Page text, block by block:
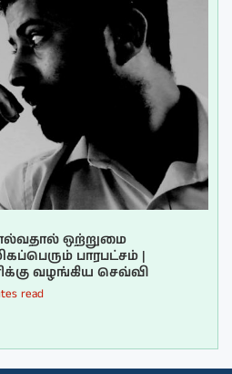
ஒற்றுமை
பாரபட்சம் |
வழங்கிய செவ்வி
read